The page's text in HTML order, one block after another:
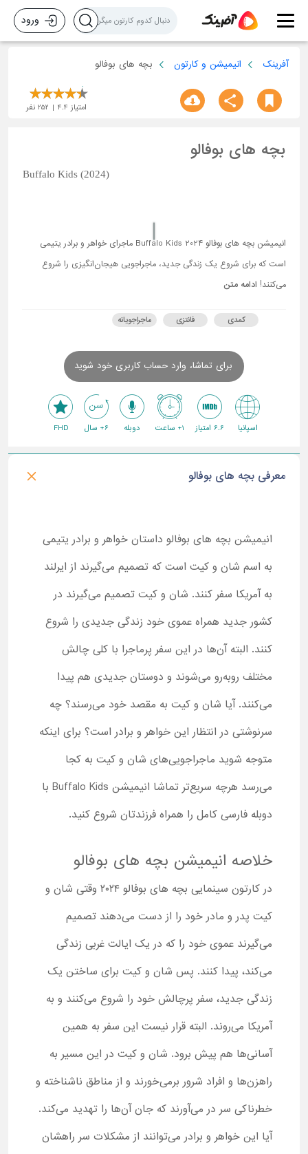
ورود
آفرینک انیمیشن و کارتون بچه های بوفالو
امتیاز 4.4
252 نفر
بچه های بوفالو
Buffalo Kids (2024)
انیمیشن بچه های بوفالو Buffalo Kids 2024 ماجرای خواهر و برادر یتیمی
است که برای شروع یک زندگی جدید، ماجراجویی هیجان‌انگیزی را شروع
می‌کنند! ادامه متن
کمدی فانتزی ماجراجویانه
برای تماشا، وارد حساب کاربری خود شوید
اسپانیا 6.6 امتیاز 1+ ساعت دوبله 6+ سال FHD
معرفی بچه های بوفالو
انیمیشن بچه های بوفالو داستان خواهر و برادر یتیمی
به اسم شان و کیت است که تصمیم می‌گیرند از ایرلند
به آمریکا سفر کنند. شان و کیت تصمیم می‌گیرند در
کشور جدید همراه عموی خود زندگی جدیدی را شروع
کنند. البته آن‌ها در این سفر پرماجرا با کلی چالش
مختلف روبه‌رو می‌شوند و دوستان جدیدی هم پیدا
می‌کنند. آیا شان و کیت به مقصد خود می‌رسند؟ چه
سرنوشتی در انتظار این خواهر و برادر است؟ برای اینکه
متوجه شوید ماجراجویی‌های شان و کیت به کجا
می‌رسد هرچه سریع‌تر تماشا انیمیشن Buffalo Kids با
دوبله فارسی کامل را همراه فرزندتان شروع کنید.
خلاصه انیمیشن بچه های بوفالو
در کارتون سینمایی بچه های بوفالو ۲۰۲۴ وقتی شان و
کیت پدر و مادر خود را از دست می‌دهند تصمیم
می‌گیرند عموی خود را که در یک ایالت غربی زندگی
می‌کند، پیدا کنند. پس شان و کیت برای ساختن یک
زندگی جدید، سفر پرچالش خود را شروع می‌کنند و به
آمریکا می‌روند. البته قرار نیست این سفر به همین
آسانی‌ها هم پیش برود. شان و کیت در این مسیر به
راهزن‌ها و افراد شرور برمی‌خورند و از مناطق ناشناخته و
خطرناکی سر در می‌‌آورند که جان آن‌ها را تهدید می‌کند.
آیا این خواهر و برادر می‌توانند از مشکلات سر راهشان